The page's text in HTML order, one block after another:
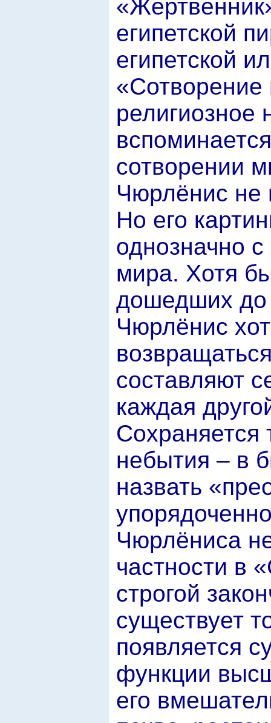
египетской
египетской
«Сотворение
религиозное
сотворении
Чюрлёнис не
Но его
однозначно
мира. Хотя
дошедших до
Чюрлёнис
составляют
каждая
Сохраняется
небытия – в
назвать
Чюрлёниса
частности в
строгой
существует
появляется
функции
его